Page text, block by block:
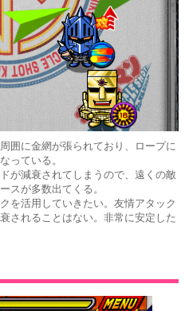
囲に金網が張られており、ロープに
っている。
が減衰されてしまうので、遠くの敵
スが多数出てくる。
を活用していきたい。友情アタック
されることはない。非常に安定した